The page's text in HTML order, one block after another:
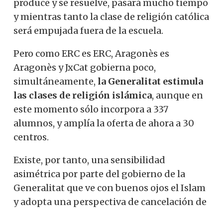
produce y se resuelve, pasará mucho tiempo
y mientras tanto la clase de religión católica
será empujada fuera de la escuela.
Pero como ERC es ERC, Aragonès es
Aragonès y JxCat gobierna poco,
simultáneamente, la Generalitat estimula
las clases de religión islámica, aunque en
este momento sólo incorpora a 337
alumnos, y amplía la oferta de ahora a 30
centros.
Existe, por tanto, una sensibilidad
asimétrica por parte del gobierno de la
Generalitat que ve con buenos ojos el Islam
y adopta una perspectiva de cancelación de